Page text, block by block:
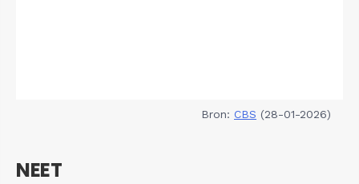
Bron: CBS (28-01-2026)
NEET